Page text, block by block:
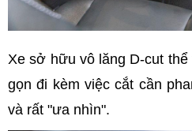
Xe sở hữu vô lăng D-cut
gọn đi kèm việc cắt cần
và rất "ưa nhìn".